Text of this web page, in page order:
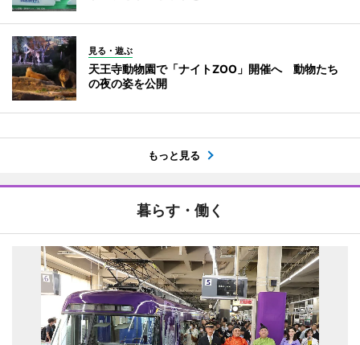
見る・遊ぶ
天王寺動物園で「ナイトZOO」開催へ 動物たち
の夜の姿を公開
もっと見る
暮らす・働く